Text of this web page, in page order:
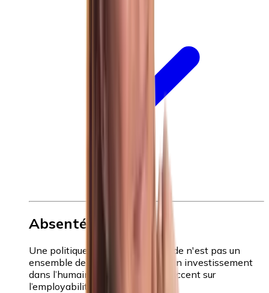
Absentéisme
Une politique d'absentéisme solide n'est pas un
ensemble de règles arides, mais un investissement
dans l’humain, tout en mettant l’accent sur
l’employabilité.